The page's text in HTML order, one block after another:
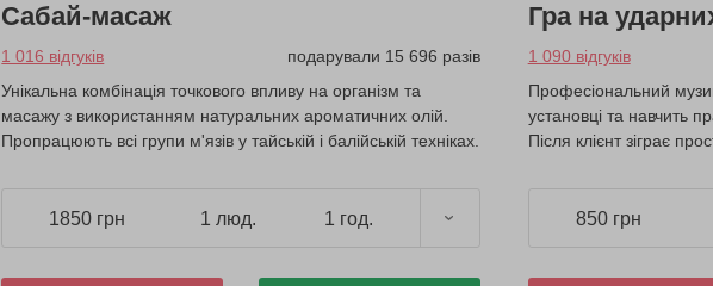
Сабай-масаж
1 016 відгуків
подарували 15 696 разів
Унікальна комбінація точкового впливу на організм та
масажу з використанням натуральних ароматичних олій.
Пропрацюють всі групи м'язів у тайській і балійській техніках.
1850 грн 1 люд. 1 год.
Гра на
1 090 відгуків
Професіональний
установці та навчить
Після клієнт зіграє
850 грн